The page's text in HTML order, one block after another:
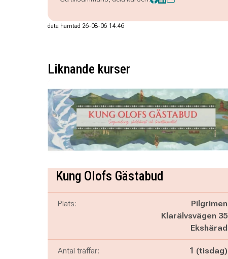
data hämtad 26-08-06 14.46
Liknande kurser
Kung Olofs Gästabud
Plats:
Pilgrimen
Klarälvsvägen 35
Ekshärad
Antal träffar: 1 (tisdag)